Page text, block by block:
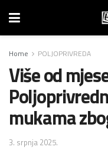
Home POLJOPRIVREDA
Više od
mukama
3. srpnja 2025.